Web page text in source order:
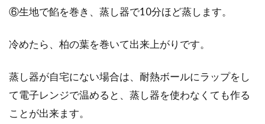
いアイスクリームの作り方
市販のラクトアイスには添加物のほか、トラン
⑥生地で餡を巻き、蒸し器で10分ほど蒸します。
冷めたら、柏の葉を巻いて出来上がりです。
蒸し器が自宅にない場合は、耐熱ボールにラップをし
て電子レンジで温めると、蒸し器を使わなくても作る
ことが出来ます。